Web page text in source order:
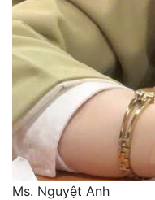
Ms. Nguyệt Anh